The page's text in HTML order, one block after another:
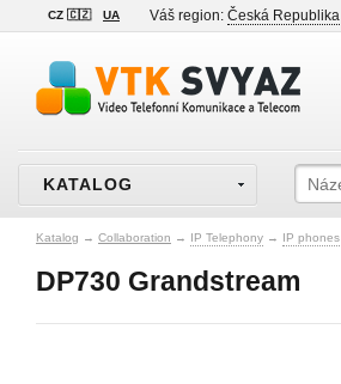
CZ 🇨🇿 UA Váš region: Česká Republika
KATALOG
Katalog → Collaboration → IP Telephony → IP phones
DP730 Grandstream